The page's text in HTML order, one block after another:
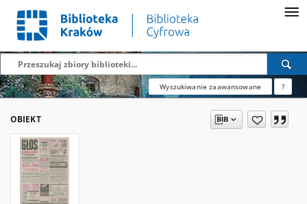
Wyszukiwanie zaawansowane ?
OBIEKT